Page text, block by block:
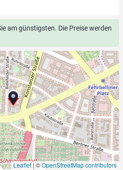
am günstigsten. Die Preise werden
Leaflet|©OpenStreetMap contributors